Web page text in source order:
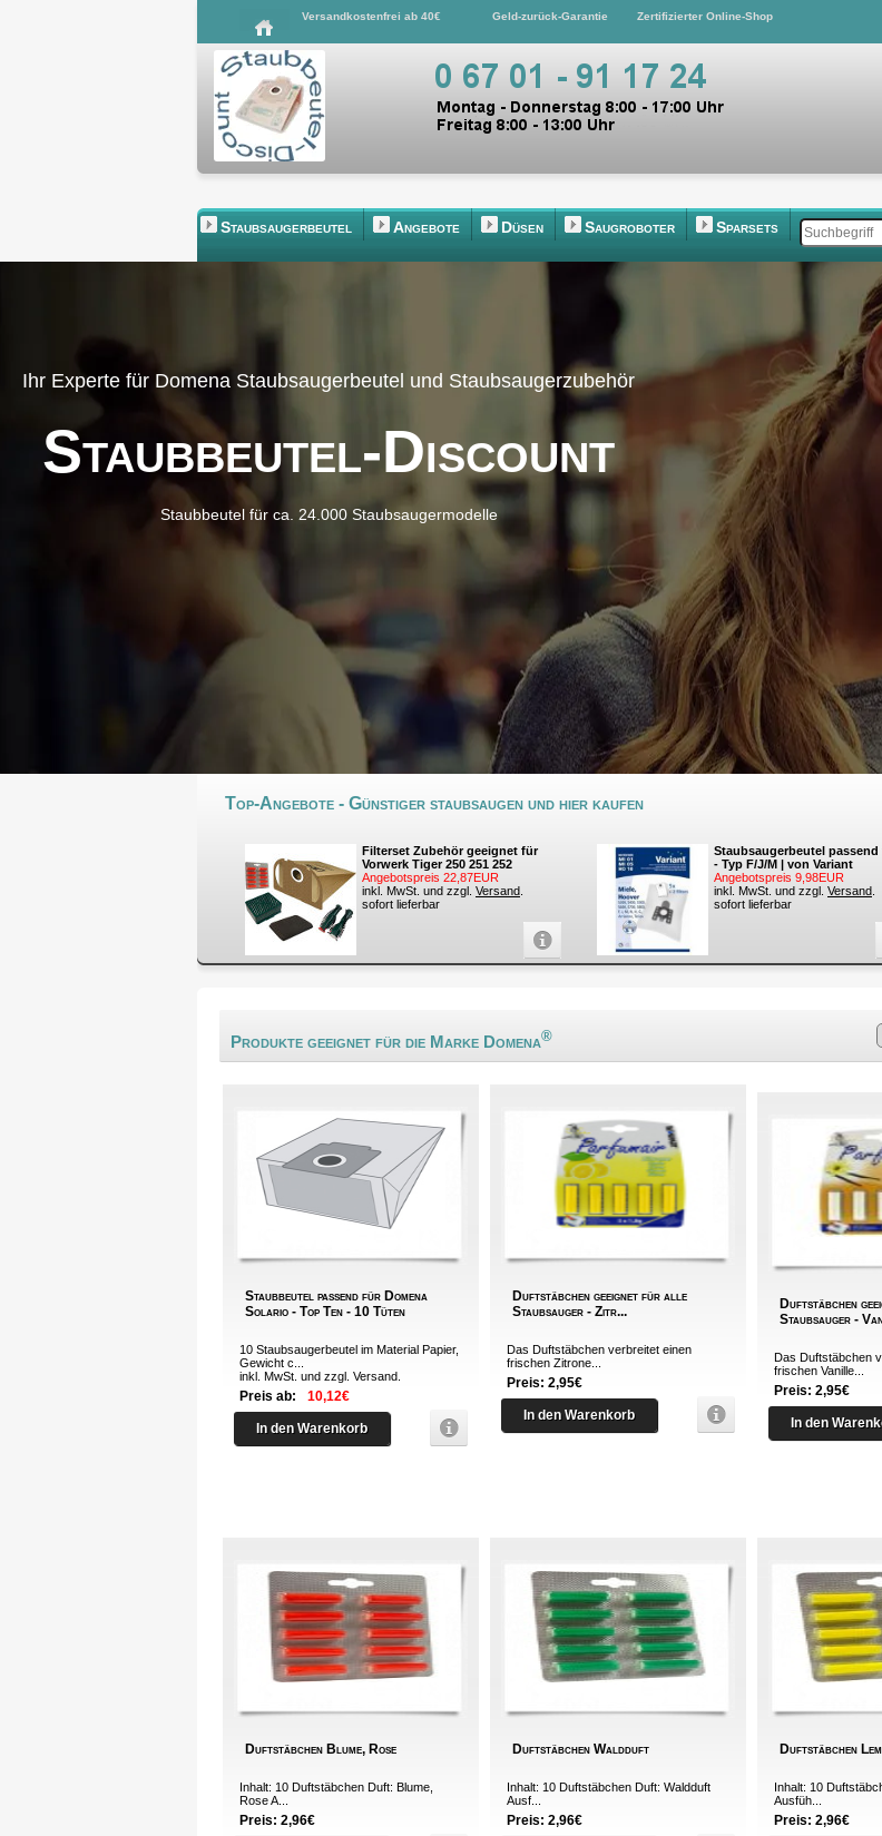
Versandkostenfrei ab 40€ Geld-zurück-Garantie Zertifizierter Online-Shop
Staubsaugerbeutel Angebote Düsen Saugroboter Sparsets
Ihr Experte für Domena Staubsaugerbeutel und Staubsaugerzubehör
Staubbeutel-Discount
Staubbeutel für ca. 24.000 Staubsaugermodelle
Top-Angebote - Günstiger staubsaugen und hier kaufen
Filterset Zubehör geeignet für
Vorwerk Tiger 250 251 252
Angebotspreis 22,87EUR
inkl. MwSt. und zzgl. Versand
sofort lieferbar
Staubsaugerbeutel passend
- Typ F/J/M | von Variant
Angebotspreis 9,98EUR
inkl. MwSt. und zzgl. Versand
sofort lieferbar
Produkte geeignet für die Marke Domena®
Staubbeutel passend für Domena
Solario - Top Ten - 10 Tüten
10 Staubsaugerbeutel im Material Papier,
Gewicht c...
inkl. MwSt. und zzgl. Versand
Preis ab: 10,12€
In den Warenkorb
Duftstäbchen geeignet für alle
Staubsauger - Zitr...
Das Duftstäbchen verbreitet einen
frischen Zitrone...
Preis: 2,95€
In den Warenkorb
Duftstäbchen
Staubsauger -
Das Duftstäbchen
frischen Vanille...
Preis: 2,95€
In den
Duftstäbchen Blume, Rose
Inhalt: 10 Duftstäbchen Duft: Blume,
Rose A...
Preis: 2,96€
Duftstäbchen Waldduft
Inhalt: 10 Duftstäbchen Duft: Waldduft
Ausf...
Preis: 2,96€
Duftstäbchen
Inhalt: 10
Ausfüh...
Preis: 2,96€